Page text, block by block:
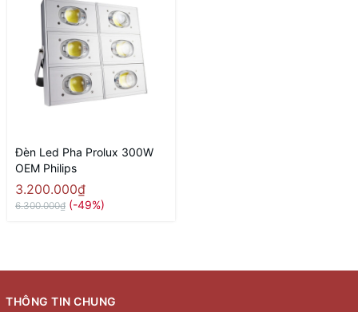
Đèn Led Pha Prolux 300W
OEM Philips
3.200.000₫
6.300.000₫ (-49%)
THÔNG TIN CHUNG